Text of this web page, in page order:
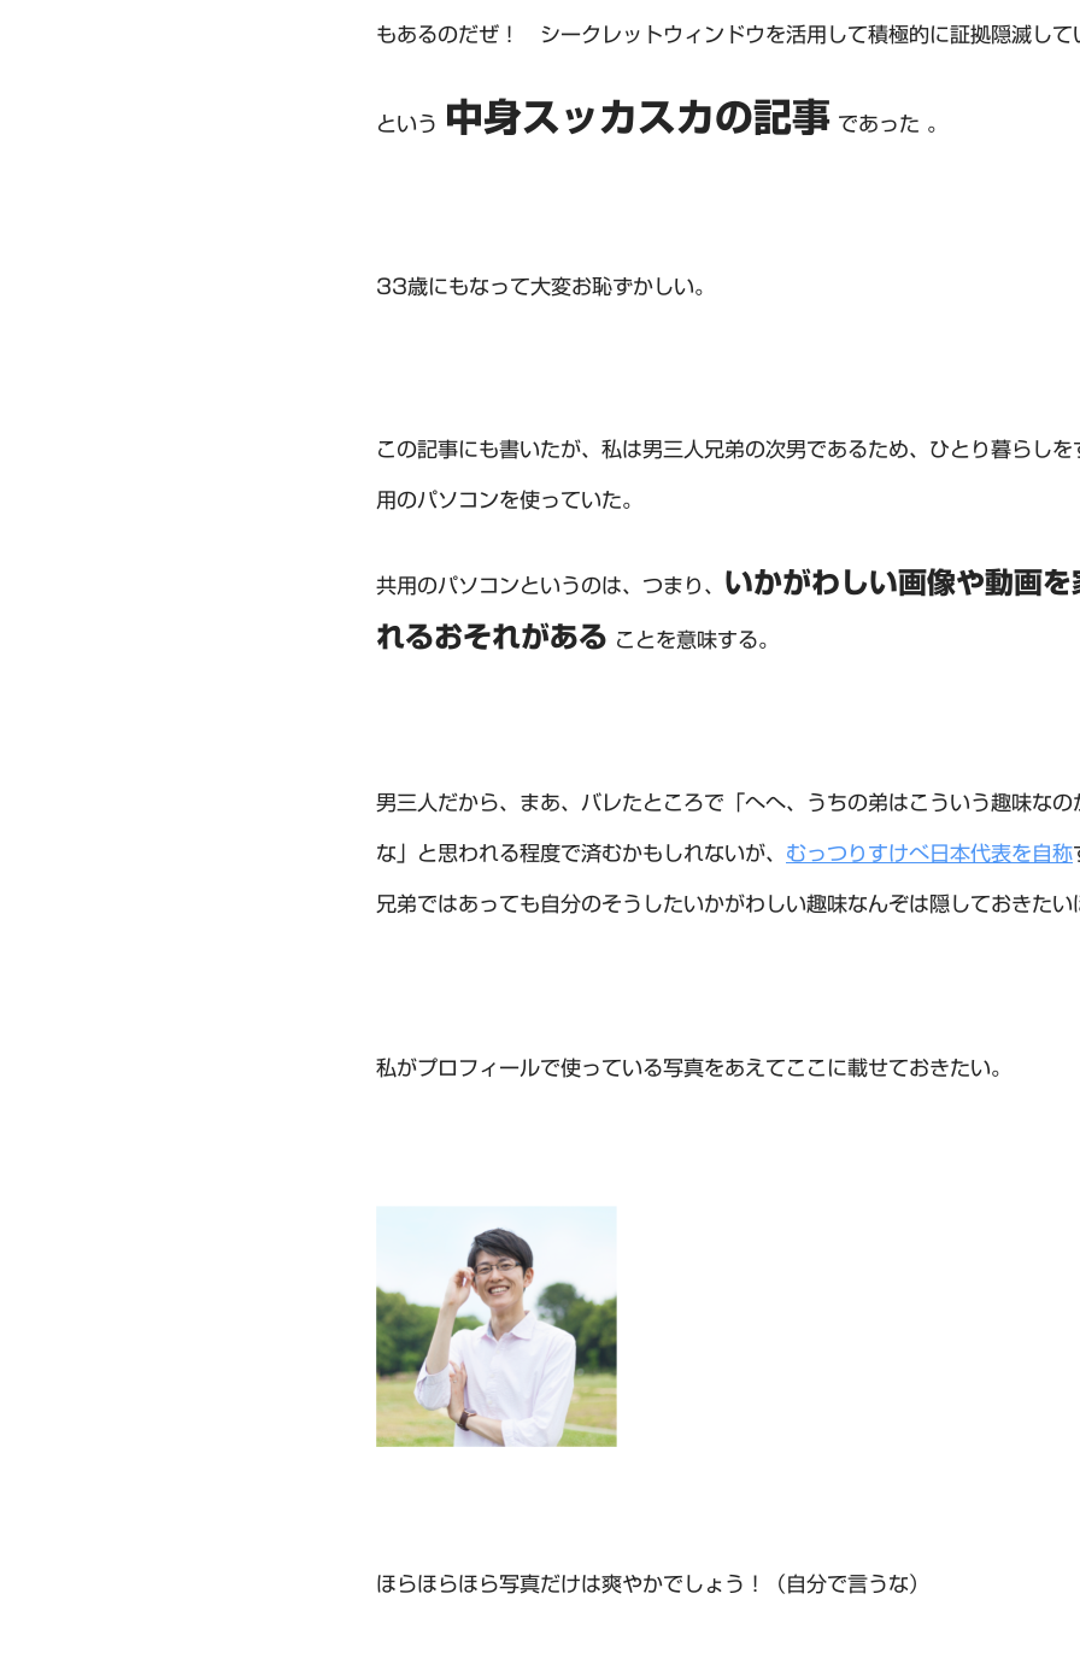
もあるのだぜ！ シークレットウィンドウを活用して積極的に証拠隠滅して
という 中身スッカスカの記事 であった 。
33歳にもなって大変お恥ずかしい。
この記事にも書いたが、私は男三人兄弟の次男であるため、ひとり暮らし
用のパソコンを使っていた。
共用のパソコンというのは、つまり、 いかがわしい画像や動画を
れるおそれがある ことを意味する。
男三人だから、まあ、バレたところで「へへ、うちの弟はこういう趣味なの
な」と思われる程度で済むかもしれないが、 むっつりすけべ日本代表を自称
兄弟ではあっても自分のそうしたいかがわしい趣味なんぞは隠しておきたい
私がプロフィールで使っている写真をあえてここに載せておきたい。
ほらほらほら写真だけは爽やかでしょう！（自分で言うな）